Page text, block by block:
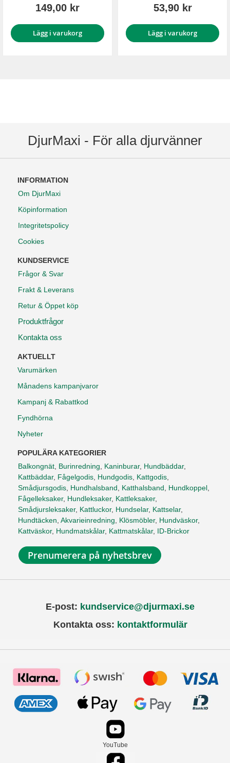
149,00 kr
Lägg i varukorg
53,90 kr
Lägg i varukorg
DjurMaxi - För alla djurvänner
INFORMATION
Om DjurMaxi
Köpinformation
Integritetspolicy
Cookies
KUNDSERVICE
Frågor & Svar
Frakt & Leverans
Retur & Öppet köp
Produktfrågor
Kontakta oss
AKTUELLT
Varumärken
Månadens kampanjvaror
Kampanj & Rabattkod
Fyndhörna
Nyheter
POPULÄRA KATEGORIER
Balkongnät, Burinredning, Kaninburar, Hundbäddar,
Kattbäddar, Fågelgodis, Hundgodis, Kattgodis,
Smådjursgodis, Hundhalsband, Katthalsband, Hundkoppel,
Fågelleksaker, Hundleksaker, Kattleksaker,
Smådjursleksaker, Kattluckor, Hundselar, Kattselar,
Hundtäcken, Akvarieinredning, Klösmöbler, Hundväskor,
Kattväskor, Hundmatskålar, Kattmatskålar, ID-Brickor
Prenumerera på nyhetsbrev
E-post: kundservice@djurmaxi.se
Kontakta oss: kontaktformulär
YouTube